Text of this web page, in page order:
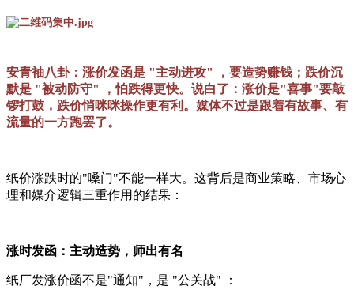
安青袖八卦：涨价发函是 "主动进攻" ，要造势赚钱；跌价沉
默是 "被动防守" ，怕跌得更快。说白了：涨价是"喜事"要敲
锣打鼓，跌价悄咪咪操作更有利。媒体不过是跟着有故事、有
流量的一方跑罢了。
纸价涨跌时的"嗓门"不能一样大。这背后是商业策略、市场心
理和媒介逻辑三重作用的结果：
涨时发函：主动造势，师出有名
纸厂发涨价函不是"通知"，是 "公关战" ：